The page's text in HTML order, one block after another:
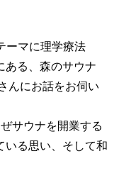
ーマに理学療法
ある、森のサウナ
んにお話をお伺い
サウナを開業する
いる思い、そして和